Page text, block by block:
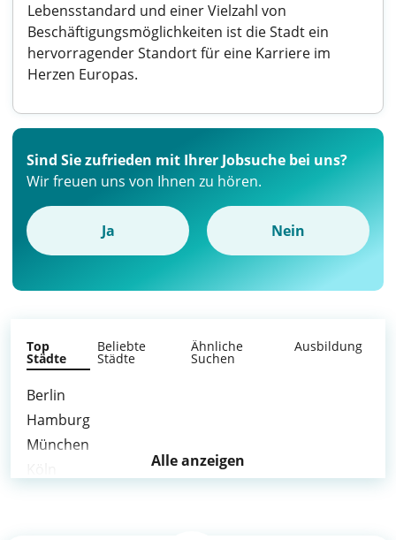
Lebensstandard und einer Vielzahl von
Beschäftigungsmöglichkeiten ist die Stadt ein
hervorragender Standort für eine Karriere im
Herzen Europas.
Sind Sie zufrieden mit Ihrer Jobsuche bei uns?
Wir freuen uns von Ihnen zu hören.
Ja Nein
Top
Städte
Beliebte
Städte
Ähnliche
Suchen
Ausbildung
Berlin
Hamburg
München
Alle anzeigen